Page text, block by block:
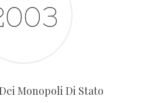
Monopoli Di Stato